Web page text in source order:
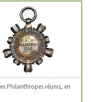
Philanthropes réunis, en